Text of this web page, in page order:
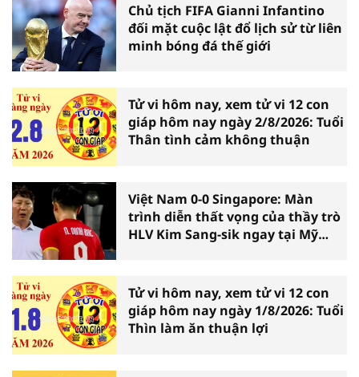
Chủ tịch FIFA Gianni Infantino
đối mặt cuộc lật đổ lịch sử từ liên
minh bóng đá thế giới
Tử vi hôm nay, xem tử vi 12 con
giáp hôm nay ngày 2/8/2026: Tuổi
Thân tình cảm không thuận
Việt Nam 0-0 Singapore: Màn
trình diễn thất vọng của thầy trò
HLV Kim Sang-sik ngay tại Mỹ
Tử vi hôm nay, xem tử vi 12 con
giáp hôm nay ngày 1/8/2026: Tuổi
Thìn làm ăn thuận lợi